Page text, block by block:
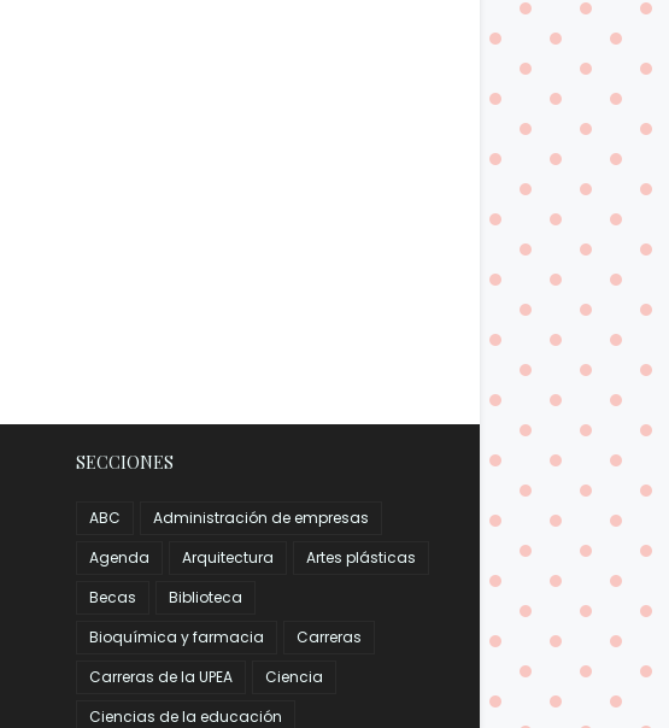
SECCIONES
ABC
Administración de empresas
Agenda
Arquitectura
Artes plásticas
Becas
Biblioteca
Bioquímica y farmacia
Carreras
Carreras de la UPEA
Ciencia
Ciencias de la educación